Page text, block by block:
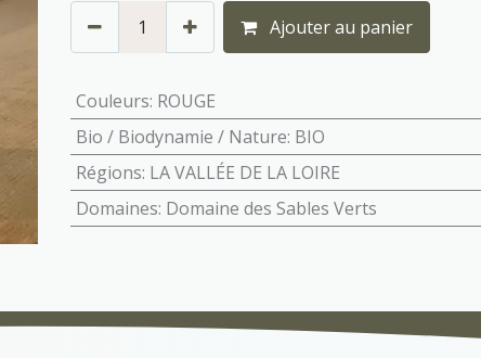
Ajouter au panier
Couleurs: ROUGE
Bio / Biodynamie / Nature: BIO
Régions: LA VALLÉE DE LA LOIRE
Domaines: Domaine des Sables Verts